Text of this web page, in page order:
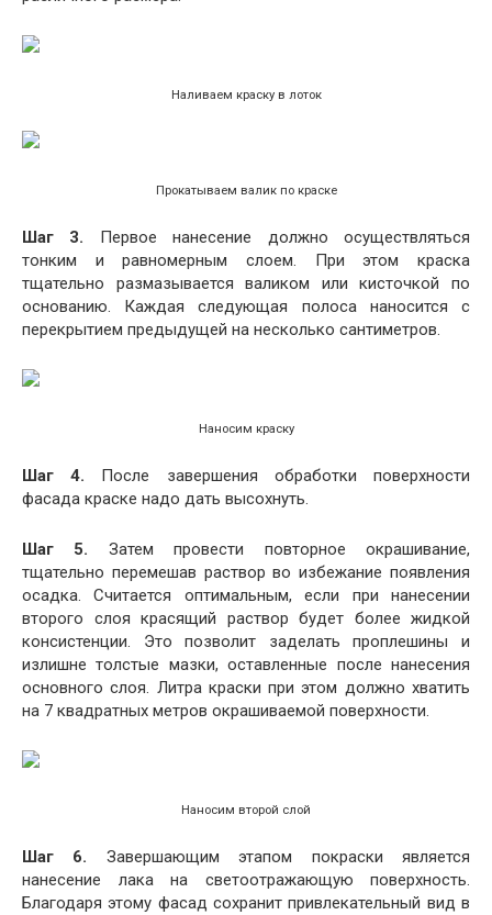
Наливаем краску в лоток
Прокатываем валик по краске
Шаг 3. Первое нанесение должно осуществляться
тонким и равномерным слоем. При этом краска
тщательно размазывается валиком или кисточкой по
основанию. Каждая следующая полоса наносится с
перекрытием предыдущей на несколько сантиметров.
Наносим краску
Шаг 4. После завершения обработки поверхности
фасада краске надо дать высохнуть.
Шаг 5. Затем провести повторное окрашивание,
тщательно перемешав раствор во избежание появления
осадка. Считается оптимальным, если при нанесении
второго слоя красящий раствор будет более жидкой
консистенции. Это позволит заделать проплешины и
излишне толстые мазки, оставленные после нанесения
основного слоя. Литра краски при этом должно хватить
на 7 квадратных метров окрашиваемой поверхности.
Наносим второй слой
Шаг 6. Завершающим этапом покраски является
нанесение лака на светоотражающую поверхность.
Благодаря этому фасад сохранит привлекательный вид в